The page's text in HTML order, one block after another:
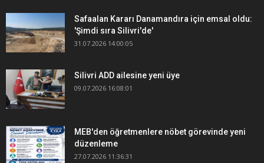
Safaalan Kararı Danamandıra için emsal oldu:
'Şimdi sıra Silivri'de'
31.07.2026 14:00:05
Silivri ADD ailesine yeni üye
09.07.2026 16:08:01
MEB'den öğretmenlere nöbet görevinde yeni
düzenleme
27.07.2026 11:36:31